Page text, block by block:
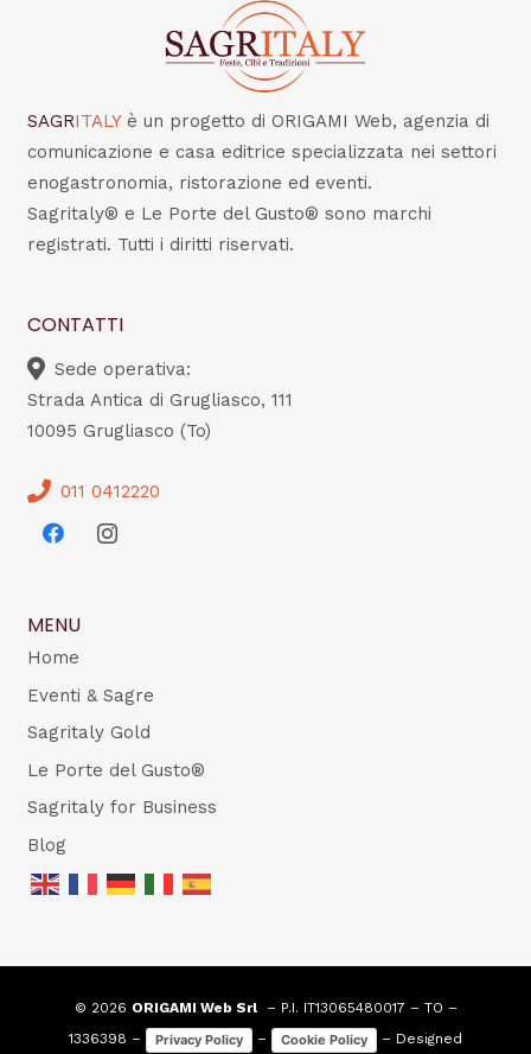
SAGRITALY è un progetto di ORIGAMI Web, agenzia di
comunicazione e casa editrice specializzata nei settori
enogastronomia, ristorazione ed eventi.
Sagritaly® e Le Porte del Gusto® sono marchi
registrati. Tutti i diritti riservati.
CONTATTI
Sede operativa:
Strada Antica di Grugliasco, 111
10095 Grugliasco (To)
011 0412220
MENU
Home
Eventi & Sagre
Sagritaly Gold
Le Porte del Gusto®
Sagritaly for Business
Blog
© 2026 ORIGAMI Web Srl– P.I. IT13065480017 – TO –
1336398 –
Privacy Policy – Cookie Policy – Designed